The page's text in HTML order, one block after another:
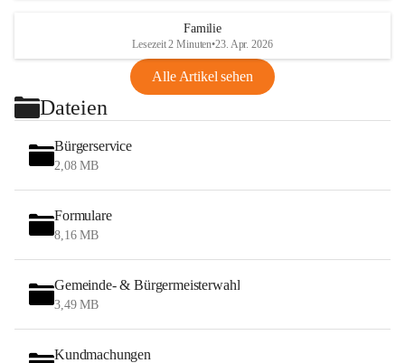
Familie
Lesezeit 2 Minuten•23. Apr. 2026
Alle Artikel sehen
Dateien
Bürgerservice
2,08 MB
Formulare
8,16 MB
Gemeinde- & Bürgermeisterwahl
3,49 MB
Kundmachungen